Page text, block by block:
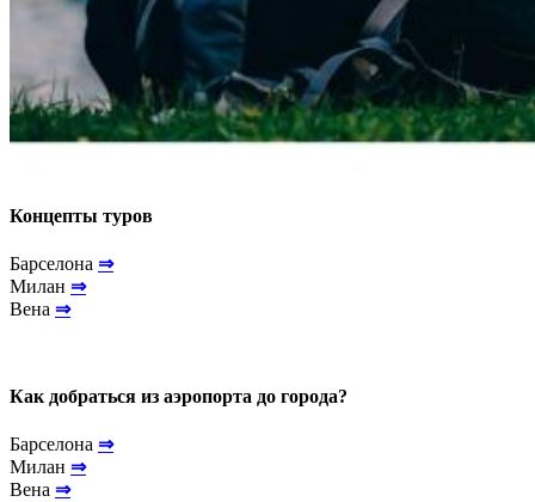
Концепты туров
Барселона ⇒
Милан ⇒
Вена ⇒
Как добраться из аэропорта до города?
Барселона ⇒
Милан ⇒
Вена ⇒